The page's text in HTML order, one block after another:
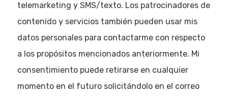
telemarketing y SMS/texto. Los patrocinadores de
contenido y servicios también pueden usar mis
datos personales para contactarme con respecto
a los propósitos mencionados anteriormente. Mi
consentimiento puede retirarse en cualquier
momento en el futuro solicitándolo en el correo